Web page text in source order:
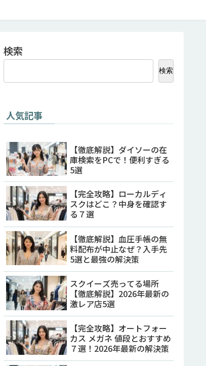
検索
検索
人気記事
【徹底解説】ダイソーの在
庫検索をPCで！便利すぎる
5選
【完全攻略】ローカルディ
スクはどこ？中身を確認す
る７選
【徹底解説】血圧手帳の無
料配布が中止なぜ？入手先
5選と最強の解決策
スクイーズ売ってる場所
【徹底解説】2026年最新の
激レア店5選
【完全攻略】オートフォー
カス メガネ 値段とおすすめ
７選！2026年最新の解決策